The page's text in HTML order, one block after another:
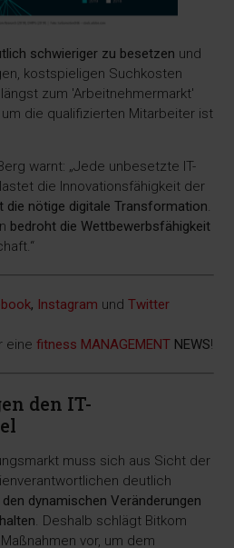
schwieriger zu besetzen und
kostspieligen Suchkosten
zum 'Arbeitnehmermarkt'
die qualifizierten Mitarbeiter ist
warnt: „Jede unbesetzte IT-
die Innovationsfähigkeit der
die nötige digitale Transformation.
bedroht die Wettbewerbsfähigkeit
, Instagram undTwitter
einefitness MANAGEMENT NEWS!
den IT-
muss sich aus Sicht der
deutlich
dynamischen Veränderungen
. Deshalb schlägt Bitkom
vor, um dem